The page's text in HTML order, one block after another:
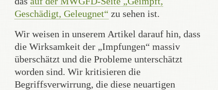
Geschädigt, Geleugnet“ zu sehen ist.
Wir weisen in unserem Artikel darauf hin, dass
die Wirksamkeit der „Impfungen“ massiv
überschätzt und die Probleme unterschätzt
worden sind. Wir kritisieren die
Begriffsverwirrung, die diese neuartigen